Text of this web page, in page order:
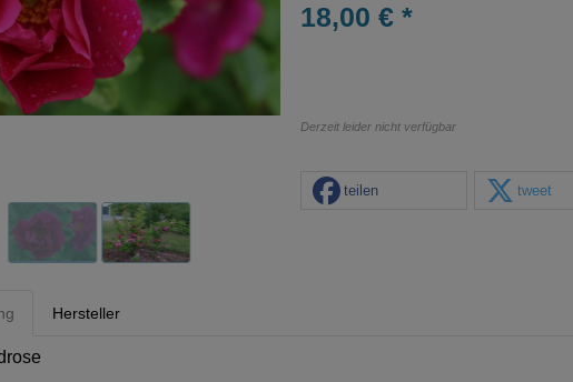
18,00 € *
Derzeit leider nicht verfügbar
teilen tweet
Hersteller